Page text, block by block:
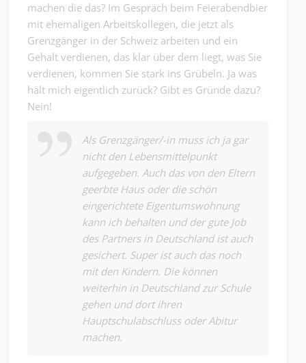
machen die das? Im Gespräch beim Feierabendbier
mit ehemaligen Arbeitskollegen, die jetzt als
Grenzgänger in der Schweiz arbeiten und ein
Gehalt verdienen, das klar über dem liegt, was Sie
verdienen, kommen Sie stark ins Grübeln. Ja was
hält mich eigentlich zurück? Gibt es Gründe dazu?
Nein!
Als Grenzgänger/-in muss ich ja gar
nicht den Lebensmittelpunkt
aufgegeben. Auch das von den Eltern
geerbte Haus oder die schön
eingerichtete Eigentumswohnung
kann ich behalten und der gute Job
des Partners in Deutschland ist auch
gesichert. Super ist auch das noch
mit den Kindern. Die können
weiterhin in Deutschland zur Schule
gehen und dort ihren
Hauptschulabschluss oder Abitur
machen.